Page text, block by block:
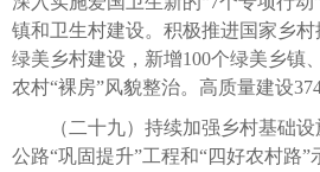
镇和卫生村建设。积极推进国家乡
绿美乡村建设，新增100个绿美乡镇
农村“裸房”风貌整治。高质量建设
（二十九）持续加强乡村基础设
公路“巩固提升”工程和“四好农村路